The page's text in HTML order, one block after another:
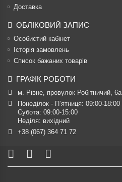
Доставка
ОБЛІКОВИЙ ЗАПИС
Особистий кабінет
Історія замовлень
Список бажаних товарів
ГРАФІК РОБОТИ
м. Рівне, провулок Робітничий, 6а
Понеділок - П’ятниця: 09:00-18:00
Субота: 09:00-15:00
Неділя: вихідний
+38 (067) 364 71 72